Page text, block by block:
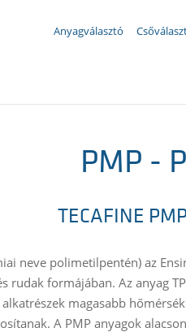
Anyagválasztó
PMP -
TECAFINE
neve polimetilpentén) az
rudak formájában. Az anyag
magasabb
A PMP anyagok